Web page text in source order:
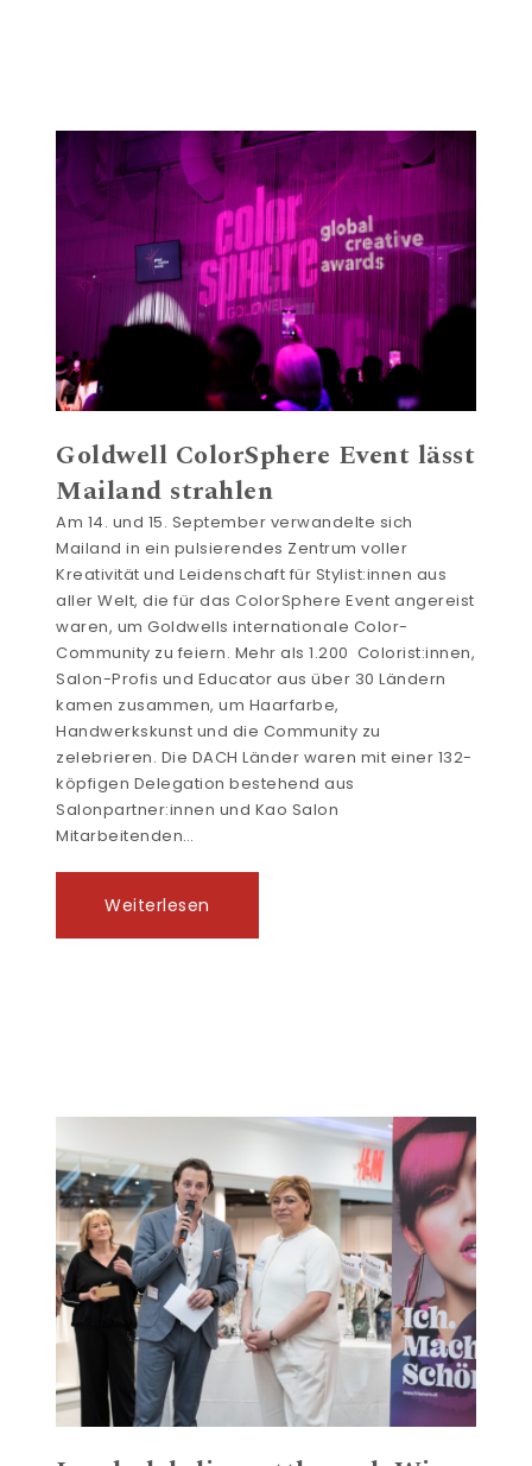
Goldwell ColorSphere Event lässt
Mailand strahlen
Am 14. und 15. September verwandelte sich
Mailand in ein pulsierendes Zentrum voller
Kreativität und Leidenschaft für Stylist:innen aus
aller Welt, die für das ColorSphere Event angereist
waren, um Goldwells internationale Color-
Community zu feiern. Mehr als 1.200 Colorist:innen,
Salon-Profis und Educator aus über 30 Ländern
kamen zusammen, um Haarfarbe,
Handwerkskunst und die Community zu
zelebrieren. Die DACH Länder waren mit einer 132-
köpfigen Delegation bestehend aus
Salonpartner:innen und Kao Salon
Mitarbeitenden…
Weiterlesen